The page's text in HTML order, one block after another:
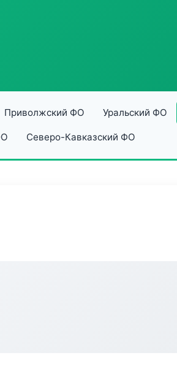
Приволжский ФО Уральский ФО
Северо-Кавказский ФО